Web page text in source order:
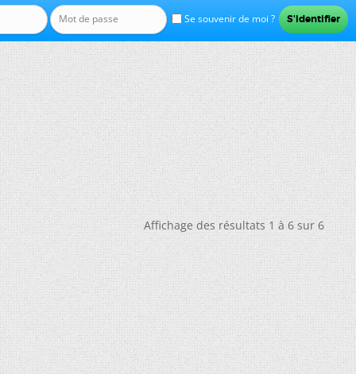
Se souvenir de moi ?
Affichage des résultats 1 à 6 sur 6